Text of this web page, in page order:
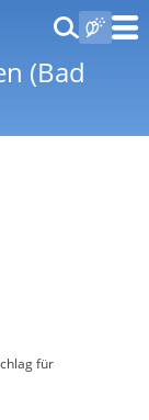
(Bad
für